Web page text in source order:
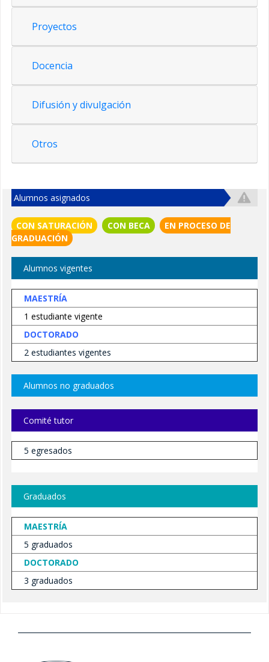
Internos Facultad de Filosofía y Letras
Internos Instituto de Investigaciones
Tutores Externos
Por nombre
Tutores por línea de investigación
Responsabilidades de tutores
Requisitos
Ingreso a tutores
Permanencia de tutores
Convocatorias
Aspirantes
Vigentes
Cerradas
Formatos
Publicaciones
Proyectos
Docencia
Difusión y divulgación
Otros
Alumnos asignados
CON SATURACIÓN CON BECA
EN PROCESO DE
GRADUACIÓN
Alumnos vigentes
MAESTRÍA
1 estudiante vigente
DOCTORADO
2 estudiantes vigentes
Alumnos no graduados
Comité tutor
5 egresados
Graduados
MAESTRÍA
5 graduados
DOCTORADO
3 graduados